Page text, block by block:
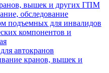
вышек и других ГПМ
обследование
подъемных для инвалидов
компонентов и
автокранов
кранов, вышек и